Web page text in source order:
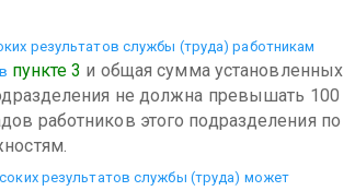
результатов службы (труда) работникам
пункте 3 и общая сумма установленных
не должна превышать 100
работников этого подразделения по
результатов службы (труда) может